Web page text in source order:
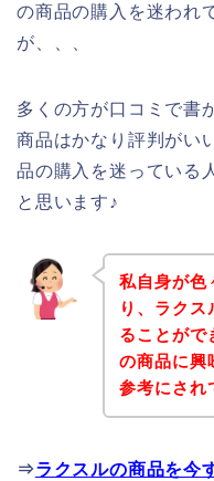
の商品の購入を迷われ
が、、、
多くの方が口コミで書
商品はかなり評判がい
品の購入を迷っている
と思います♪
私自身が色
り、ラク
ることがで
の商品に興
参考にされ
⇒ラクスルの商品を今